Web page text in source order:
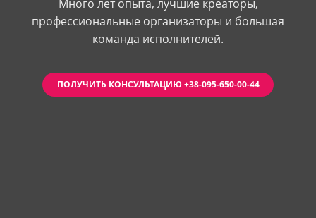
Много лет опыта, лучшие креаторы,
профессиональные организаторы и большая
команда исполнителей.
ПОЛУЧИТЬ КОНСУЛЬТАЦИЮ +38-095-650-00-44